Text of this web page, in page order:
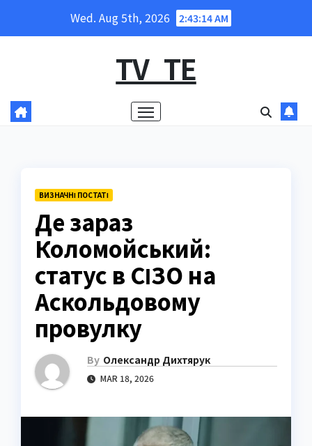
Wed. Aug 5th, 2026 2:43:15 AM
TV_TE
ВИЗНАЧНІ ПОСТАТІ
Де зараз
Коломойський:
статус в СІЗО на
Аскольдовому
провулку
By Олександр Дихтярук
MAR 18, 2026